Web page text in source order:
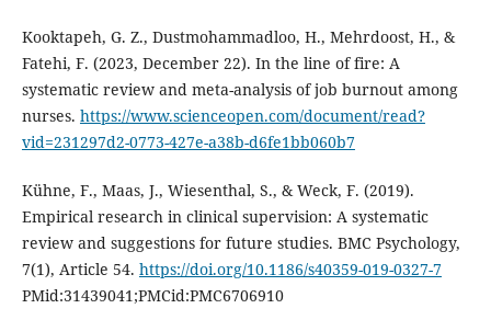
Kooktapeh, G. Z., Dustmohammadloo, H., Mehrdoost, H., &
Fatehi, F. (2023, December 22). In the line of fire: A
systematic review and meta-analysis of job burnout among
nurses. https://www.scienceopen.com/document/read?
vid=231297d2-0773-427e-a38b-d6fe1bb060b7
Kühne, F., Maas, J., Wiesenthal, S., & Weck, F. (2019).
Empirical research in clinical supervision: A systematic
review and suggestions for future studies. BMC Psychology,
7(1), Article 54. https://doi.org/10.1186/s40359-019-0327-7
PMid:31439041;PMCid:PMC6706910